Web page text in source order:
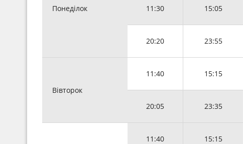
Понеділок 11:30 15:05
20:20 23:55
Вівторок
11:40 15:15
20:05 23:35
11:40 15:15